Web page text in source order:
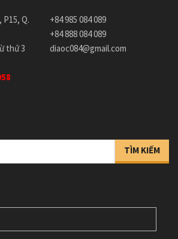
Q.
thứ 3
+84 985 084 089
+84 888 084 089
diaoc084@gmail.com